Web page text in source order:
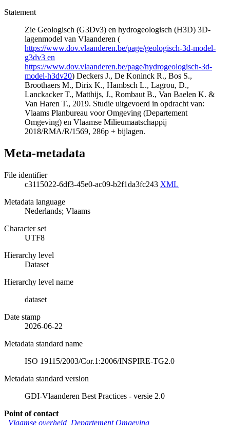
Statement
Zie Geologisch (G3Dv3) en hydrogeologisch (H3D) 3D-
lagenmodel van Vlaanderen (
https://www.dov.vlaanderen.be/page/geologisch-3d-model-
g3dv3 en
https://www.dov.vlaanderen.be/page/hydrogeologisch-3d-
model-h3dv20) Deckers J., De Koninck R., Bos S.,
Broothaers M., Dirix K., Hambsch L., Lagrou, D.,
Lanckacker T., Matthijs, J., Rombaut B., Van Baelen K. &
Van Haren T., 2019. Studie uitgevoerd in opdracht van:
Vlaams Planbureau voor Omgeving (Departement
Omgeving) en Vlaamse Milieumaatschappij
2018/RMA/R/1569, 286p + bijlagen.
Meta-metadata
File identifier
c3115022-6df3-45e0-ac09-b2f1da3fc243 XML
Metadata language
Nederlands; Vlaams
Character set
UTF8
Hierarchy level
Dataset
Hierarchy level name
dataset
Date stamp
2026-06-22
Metadata standard name
ISO 19115/2003/Cor.1:2006/INSPIRE-TG2.0
Metadata standard version
GDI-Vlaanderen Best Practices - versie 2.0
Point of contact
Vlaamse overheid, Departement Omgeving